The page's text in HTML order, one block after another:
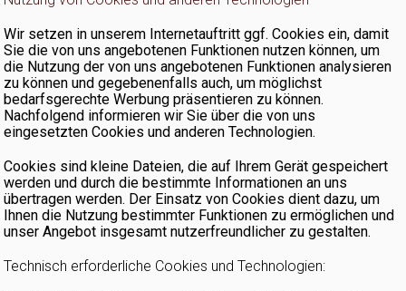
Wir setzen in unserem Internetauftritt ggf. Cookies ein, damit
Sie die von uns angebotenen Funktionen nutzen können, um
die Nutzung der von uns angebotenen Funktionen analysieren
zu können und gegebenenfalls auch, um möglichst
bedarfsgerechte Werbung präsentieren zu können.
Nachfolgend informieren wir Sie über die von uns
eingesetzten Cookies und anderen Technologien.
Cookies sind kleine Dateien, die auf Ihrem Gerät gespeichert
werden und durch die bestimmte Informationen an uns
übertragen werden. Der Einsatz von Cookies dient dazu, um
Ihnen die Nutzung bestimmter Funktionen zu ermöglichen und
unser Angebot insgesamt nutzerfreundlicher zu gestalten.
Technisch erforderliche Cookies und Technologien: